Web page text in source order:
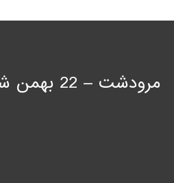
مرودشت – 22 بهمن شمالی